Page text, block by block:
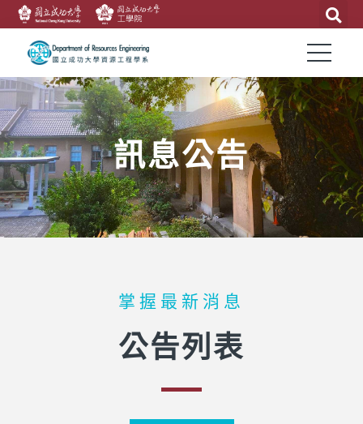
訊息公告
掌握最新消息
公告列表